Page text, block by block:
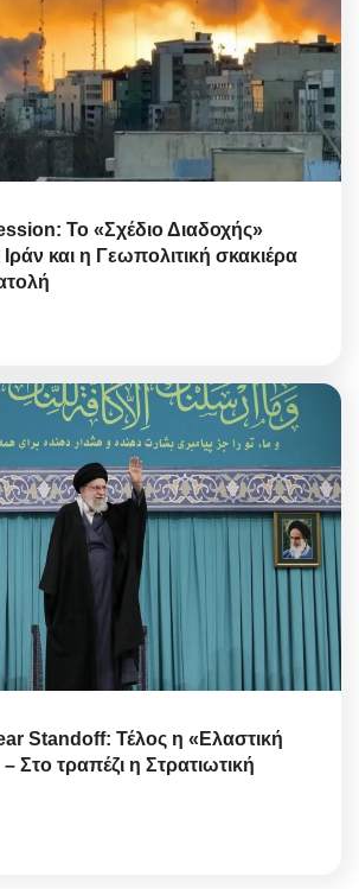
Το «Σχέδιο Διαδοχής»
και η Γεωπολιτική σκακιέρα
Standoff: Τέλος η «Ελαστική
Στο τραπέζι η Στρατιωτική